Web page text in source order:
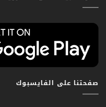
صفحتنا على الفايسبوك